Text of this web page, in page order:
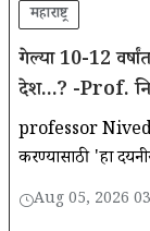
महाराष्ट्र
गेल्या 10-12
देश...? -Prof.
professor
करण्यासाठी 'हा
झाला. मुस्लिम
बुलडोझर
Aug 05, 2026